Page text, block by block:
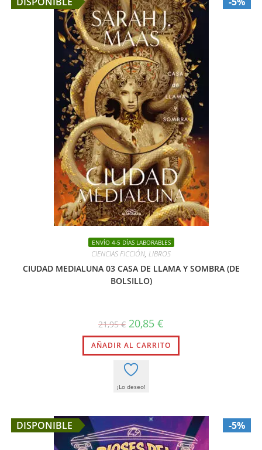
ENVÍO 4-5 DÍAS LABORABLES
CIENCIAS FICCIÓN, LIBROS
CIUDAD MEDIALUNA 03 CASA DE LLAMA Y SOMBRA (DE
BOLSILLO)
21,95€ El
precio
original
era:
21,95 €.
20,85 €
actual
es:
20,85 €.
AÑADIR AL CARRITO
¡Lo deseo!
DISPONIBLE -5%